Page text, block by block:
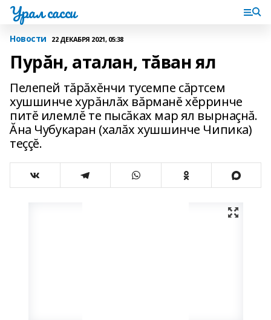
Урал сасси
Новости 22 ДЕКАБРЯ 2021, 05:38
Пурăн, аталан, тăван ял
Пелепей тăрăхĕнчи тусемпе сăртсем
хушшинче хурăнлăх вăрманĕ хĕрринче
питĕ илемлĕ те пысăках мар ял вырнаçнă.
Ăна Чубукаран (халăх хушшинче Чипика)
теççĕ.